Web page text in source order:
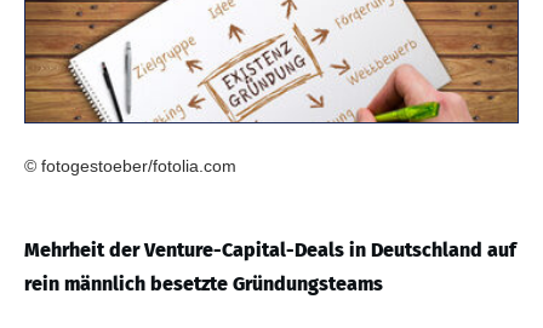
© fotogestoeber/fotolia.com
Mehrheit der Venture-Capital-Deals in Deutschland auf
rein männlich besetzte Gründungsteams